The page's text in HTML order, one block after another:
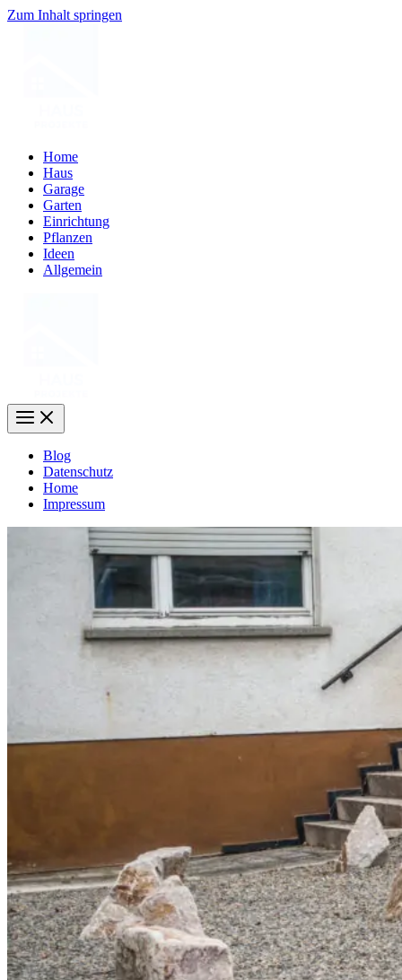
Zum Inhalt springen
Home
Haus
Garage
Garten
Einrichtung
Pflanzen
Ideen
Allgemein
Blog
Datenschutz
Home
Impressum